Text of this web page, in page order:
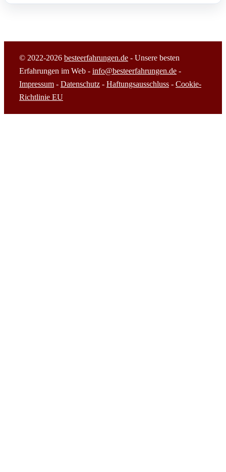
© 2022-2026 besteerfahrungen.de - Unsere besten
Erfahrungen im Web - info@besteerfahrungen.de -
Impressum - Datenschutz - Haftungsausschluss - Cookie-
Richtlinie EU